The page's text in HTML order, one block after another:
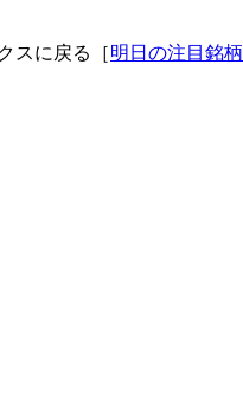
スに戻る［明日の注目銘柄